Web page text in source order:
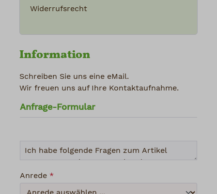
Widerrufsrecht
Information
Schreiben Sie uns eine eMail.
Wir freuen uns auf Ihre Kontaktaufnahme.
Anfrage-Formular
Anrede *